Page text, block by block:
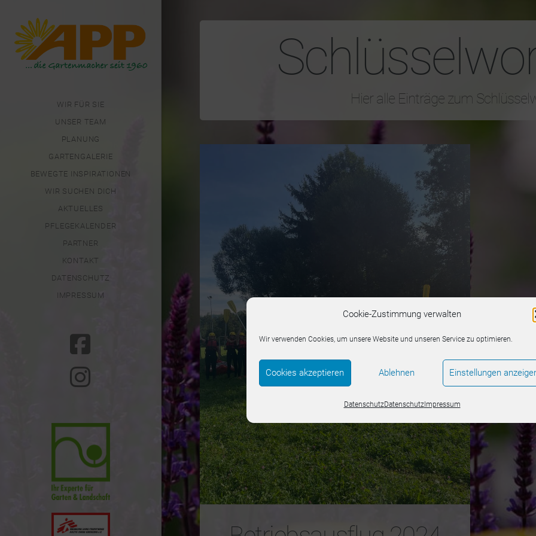
Cookie-Zustimmung verwalten
Wir verwenden Cookies, um unsere Website und unseren Service zu optimieren.
Cookies akzeptieren Ablehnen Einstellungen
DatenschutzDatenschutzImpressum
WIR FÜR SIE
UNSER TEAM
PLANUNG
GARTENGALERIE
BEWEGTE INSPIRATIONEN
WIR SUCHEN DICH
AKTUELLES
PFLEGEKALENDER
PARTNER
KONTAKT
DATENSCHUTZ
IMPRESSUM
Hier alle Einträge zum